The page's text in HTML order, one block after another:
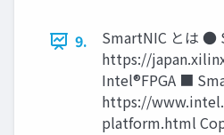
9.
SmartNIC とは ●
https://
Intel®FPGA ■
https://
platform.html